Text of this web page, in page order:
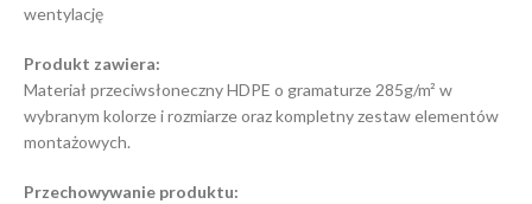
wentylację
Produkt zawiera:
Materiał przeciwsłoneczny HDPE o gramaturze 285g/m² w
wybranym kolorze i rozmiarze oraz kompletny zestaw elementów
montażowych.
Przechowywanie produktu: